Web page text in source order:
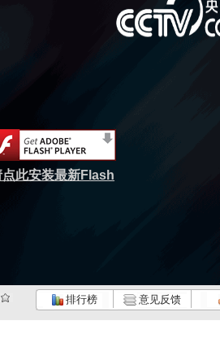
点此安装最新Flash
排行榜 意见反馈